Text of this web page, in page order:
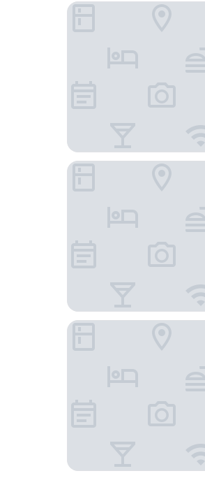
Smile Hotel Shah Alam
Concorde Hotel Shah Alam
De Palma Hotel Shah Alam